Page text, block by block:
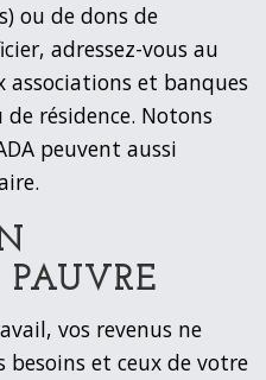
ou de dons de
adressez-vous au
associations et banques
résidence. Notons
peuvent aussi
vos revenus ne
besoins et ceux de votre